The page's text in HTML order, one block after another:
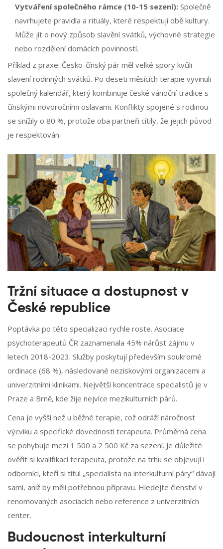
Vytváření společného rámce (10-15 sezení): Společně
navrhujete pravidla a rituály, které respektují obě kultury.
Může jít o nový způsob slavění svátků, výchovné strategie
nebo rozdělení domácích povinností.
Příklad z praxe: Česko-čínský pár měl velké spory kvůli
slavení rodinných svátků. Po deseti měsících terapie vyvinuli
společný kalendář, který kombinuje české vánoční tradice s
čínskými novoročními oslavami. Konflikty spojené s rodinou
se snížily o 80 %, protože oba partneři cítily, že jejich původ
je respektován.
Tržní situace a dostupnost v
České republice
Poptávka po této specializaci rychle roste. Asociace
psychoterapeutů ČR zaznamenala 45% nárůst zájmu v
letech 2018-2023. Služby poskytují především soukromé
ordinace (68 %), následované neziskovými organizacemi a
univerzitními klinikami. Největší koncentrace specialistů je v
Praze a Brně, kde žije nejvíce mezikulturních párů.
Cena je vyšší než u běžné terapie, což odráží náročnost
výcviku a specifické dovednosti terapeuta. Průměrná cena
se pohybuje mezi 1 500 a 2 500 Kč za sezení. Je důležité
ověřit si kvalifikaci terapeuta, protože na trhu se objevují i
odborníci, kteří si titul „specialista na interkulturní páry“ dávají
sami, aniž by měli potřebnou přípravu. Hledejte členství v
renomovaných asociacích nebo reference z univerzitních
center.
Budoucnost interkulturní